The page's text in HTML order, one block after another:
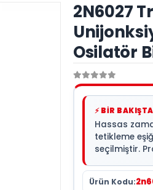
2N6027
Osilatör
⚡ BİR
Hassas
tetikleme
seçilmiştir.
Ürün Kodu: